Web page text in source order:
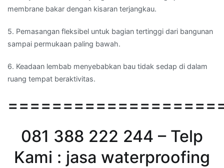
membrane bakar dengan kisaran terjangkau.
5. Pemasangan fleksibel untuk bagian tertinggi dari bangunan
sampai permukaan paling bawah.
6. Keadaan lembab menyebabkan bau tidak sedap di dalam
ruang tempat beraktivitas.
081 388 222 244 – Telp
Kami : jasa waterproofing